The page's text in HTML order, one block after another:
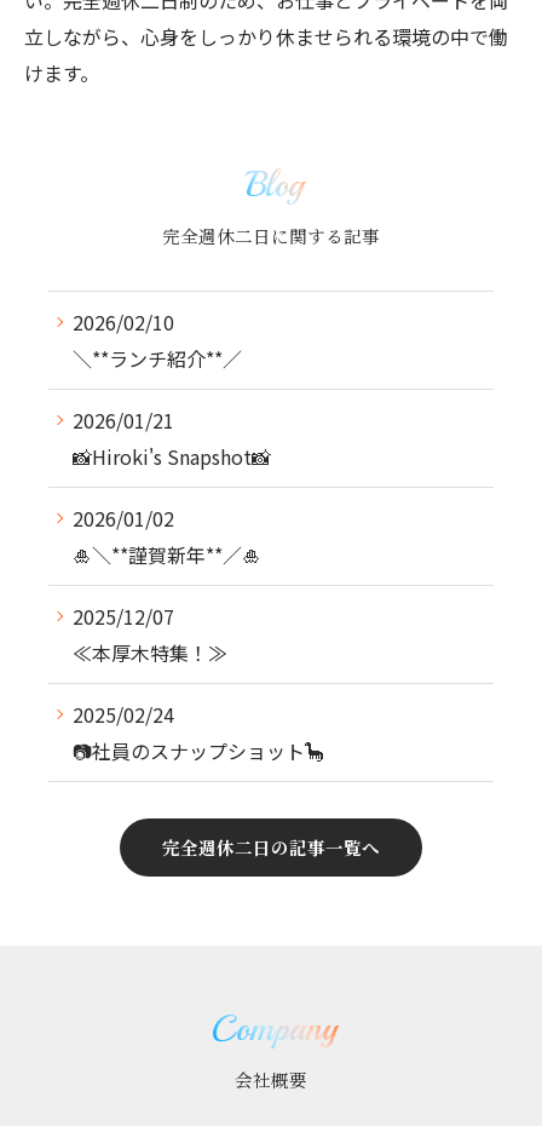
立しながら、心身をしっかり休ませられる環境の中で働
けます。
Blog
完全週休二日に関する記事
2026/02/10
＼**ランチ紹介**／
2026/01/21
📸Hiroki's Snapshot📸
2026/01/02
🎍＼**謹賀新年**／🎍
2025/12/07
≪本厚木特集！≫
2025/02/24
📷社員のスナップショット🦕
完全週休二日の記事一覧へ
Company
会社概要